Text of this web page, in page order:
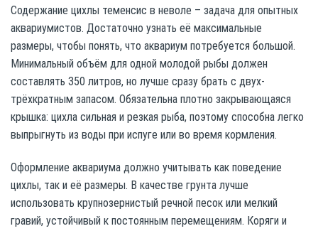
Содержание цихлы теменсис в неволе – задача для опытных
аквариумистов. Достаточно узнать её максимальные
размеры, чтобы понять, что аквариум потребуется большой.
Минимальный объём для одной молодой рыбы должен
составлять 350 литров, но лучше сразу брать с двух-
трёхкратным запасом. Обязательна плотно закрывающаяся
крышка: цихла сильная и резкая рыба, поэтому способна легко
выпрыгнуть из воды при испуге или во время кормления.
Оформление аквариума должно учитывать как поведение
цихлы, так и её размеры. В качестве грунта лучше
использовать крупнозернистый речной песок или мелкий
гравий, устойчивый к постоянным перемещениям. Коряги и